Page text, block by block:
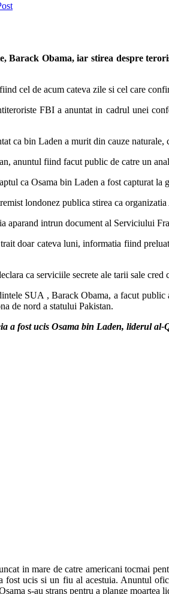
Barack Obama, iar stirea despre
cel de acum cateva zile si cel care
FBI a anuntat in cadrul unei
ca bin Laden a murit din cauze naturale,
anuntul fiind facut public de catre un
ca Osama bin Laden a fost capturat la
londonez publica stirea ca
aparand intrun document al Serviciului
doar cateva luni, informatia fiind
ca serviciile secrete ale tarii sale cred
SUA , Barack Obama, a facut
de nord a statului Pakistan.
a fost ucis Osama bin Laden, liderul al-
in mare de catre americani tocmai
fost ucis si un fiu al acestuia. Anuntul
s-au strans pentru a plange